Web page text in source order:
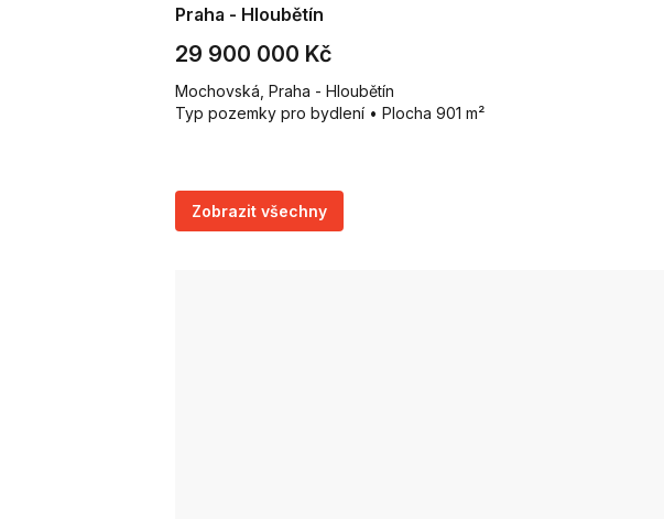
Praha - Hloubětín
29 900 000 Kč
Mochovská, Praha - Hloubětín
Typ pozemky pro bydlení • Plocha 901 m²
Zobrazit všechny